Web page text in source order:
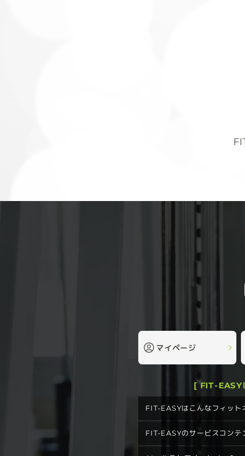
マイページ
[ FIT-EASY
FIT-EASYはこんなフィット
FIT-EASYのサービスコンテ